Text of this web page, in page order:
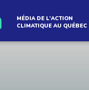
qui
MÉDIA DE L'ACTION
CLIMATIQUE AU QUÉBEC